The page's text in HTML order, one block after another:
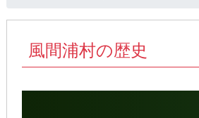
風間浦村の歴史